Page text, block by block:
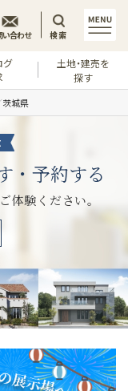
グ
土地・建売を
探す
い合わせ 検索
茨城県
・予約する
体験ください。